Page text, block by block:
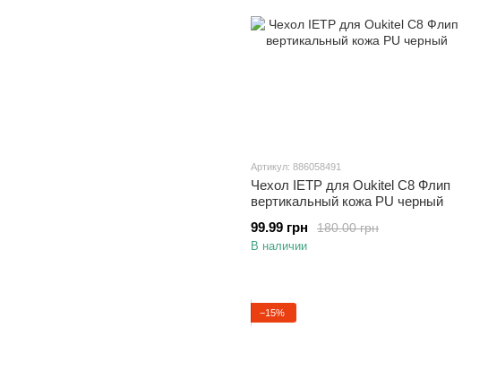
Артикул: 886058491
Чехол IETP для Oukitel C8 Флип
вертикальный кожа PU черный
180.00 грн
99.99 грн
В наличии
−15%